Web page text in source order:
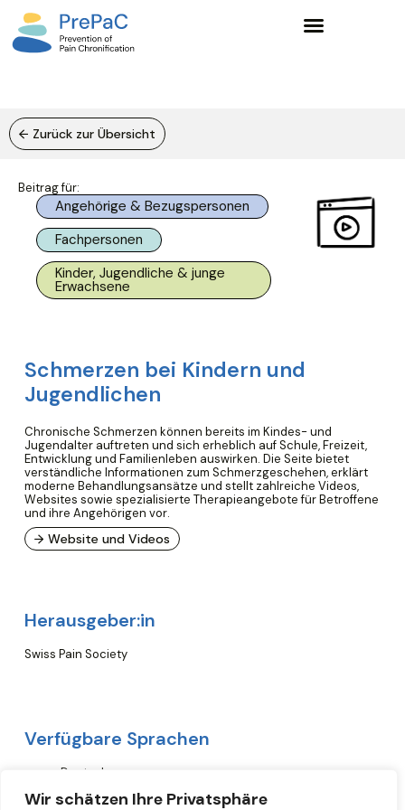
Wir schätzen Ihre Privatsphäre
← Zurück zur Übersicht
Beitrag für:
Angehörige & Bezugspersonen
Fachpersonen
Kinder, Jugendliche & junge
Erwachsene
Schmerzen bei Kindern und
Jugendlichen
Chronische Schmerzen können bereits im Kindes- und
Jugendalter auftreten und sich erheblich auf Schule, Freizeit,
Entwicklung und Familienleben auswirken. Die Seite bietet
verständliche Informationen zum Schmerzgeschehen, erklärt
moderne Behandlungsansätze und stellt zahlreiche Videos,
Websites sowie spezialisierte Therapieangebote für Betroffene
und ihre Angehörigen vor.
→ Website und Videos
Herausgeber:in
Swiss Pain Society
Verfügbare Sprachen
Deutsch